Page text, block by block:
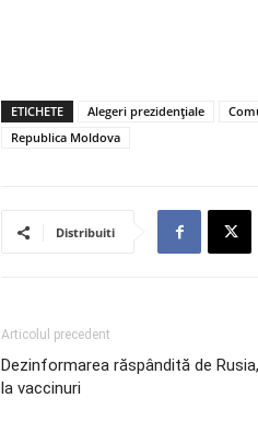
ETICHETE Alegeri prezidențiale
Republica Moldova
Distribuiti
Articolul precedent
Dezinformarea răspândită de
la vaccinuri